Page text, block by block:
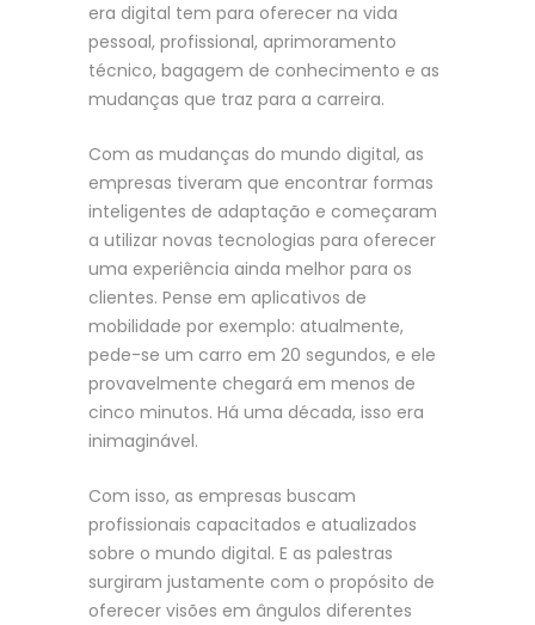
era digital tem para oferecer na vida
pessoal, profissional, aprimoramento
técnico, bagagem de conhecimento e as
mudanças que traz para a carreira.
Com as mudanças do mundo digital, as
empresas tiveram que encontrar formas
inteligentes de adaptação e começaram
a utilizar novas tecnologias para oferecer
uma experiência ainda melhor para os
clientes. Pense em aplicativos de
mobilidade por exemplo: atualmente,
pede-se um carro em 20 segundos, e ele
provavelmente chegará em menos de
cinco minutos. Há uma década, isso era
inimaginável.
Com isso, as empresas buscam
profissionais capacitados e atualizados
sobre o mundo digital. E as palestras
surgiram justamente com o propósito de
oferecer visões em ângulos diferentes